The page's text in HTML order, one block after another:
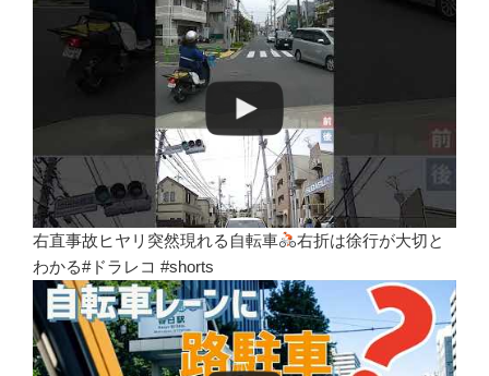
右直事故ヒヤリ突然現れる自転車
右折は徐行が大切と
わかる#ドラレコ #shorts